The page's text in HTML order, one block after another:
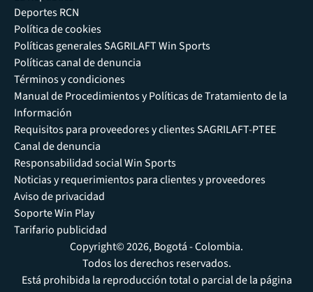
Deportes RCN
Política de cookies
Políticas generales SAGRILAFT Win Sports
Políticas canal de denuncia
Términos y condiciones
Manual de Procedimientos y Políticas de Tratamiento de la
Información
Requisitos para proveedores y clientes SAGRILAFT-PTEE
Canal de denuncia
Responsabilidad social Win Sports
Noticias y requerimientos para clientes y proveedores
Aviso de privacidad
Soporte Win Play
Tarifario publicidad
Copyright© 2026, Bogotá - Colombia.
Todos los derechos reservados.
Está prohibida la reproducción total o parcial de la página